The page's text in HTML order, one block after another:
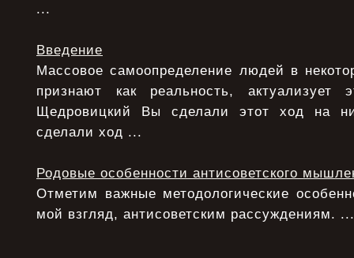
...
Введение
Массовое самоопределение людей в
признают как реальность,
Щедровицкий Вы сделали этот ход на
сделали ход ...
Родовые особенности антисоветского
Отметим важные методологические
мой взгляд, антисоветским рассуждениям. ...